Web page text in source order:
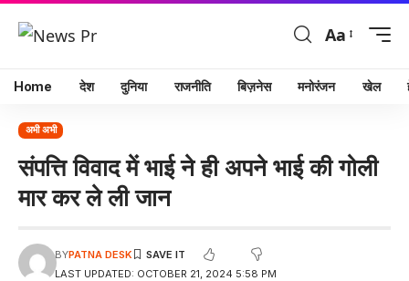
Aa
Home देश दुनिया राजनीति बिज़नेस मनोरंजन खेल
अभी अभी
संपत्ति विवाद में भाई ने ही अपने भाई की गोली
मार कर ले ली जान
LAST UPDATED: OCTOBER 21, 2024 5:58 PM
BYPATNA DESK